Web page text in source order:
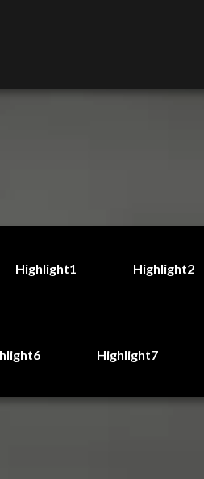
Highlight1 Highlight2
Highlight7